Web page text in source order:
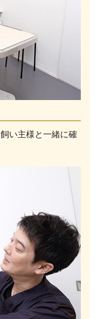
い主様と一緒に確